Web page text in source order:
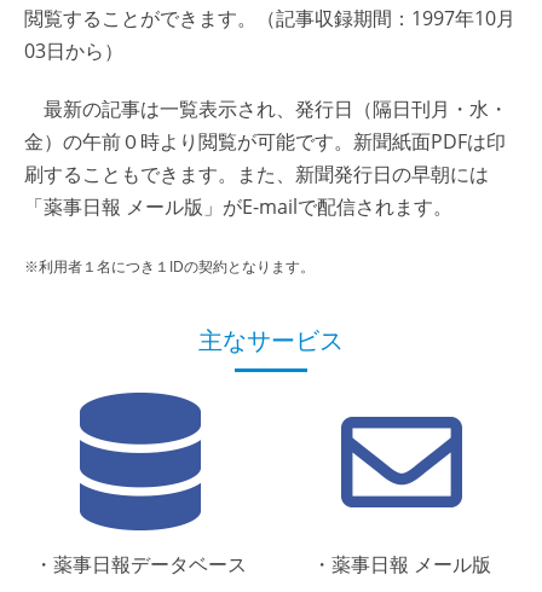
閲覧することができます。（記事収録期間：1997年10月
03日から）
最新の記事は一覧表示され、発行日（隔日刊月・水・
金）の午前０時より閲覧が可能です。新聞紙面PDFは印
刷することもできます。また、新聞発行日の早朝には
「薬事日報 メール版」がE-mailで配信されます。
※利用者１名につき１IDの契約となります。
主なサービス
・薬事日報データベース ・薬事日報 メール版